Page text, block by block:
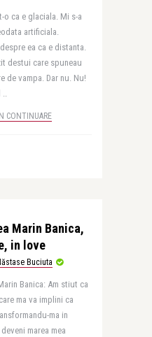
o ca e glaciala. Mi s-a
artificiala.
ea ca e distanta.
destui care spuneau
de vampa. Dar nu. Nu!
..
CONTINUARE
Marin Banica,
in love
Buciuta
Banica: Am stiut ca
ma va implini ca
ma in
marea mea